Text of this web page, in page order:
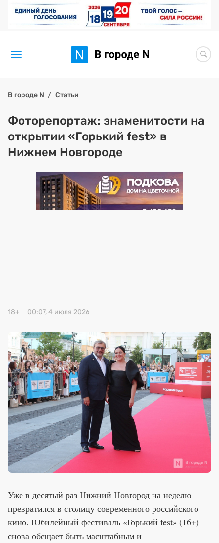
Здоровье
BORЩ
Искусство исцелять
Премия 2026 (текущая)
В городе N Статьи
Фоторепортаж: знаменитости на
открытии «Горький fest» в
Нижнем Новгороде
18+ 00:07, 4 июля 2026
Уже в десятый раз Нижний Новгород на неделю
превратился в столицу современного российского
кино. Юбилейный фестиваль «Горький fest» (16+)
снова обещает быть масштабным и